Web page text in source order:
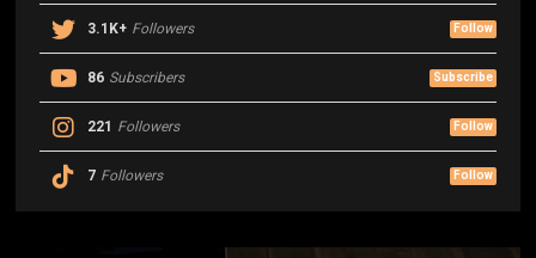
3.1K+ Followers Follow
86 Subscribers Subscribe
221 Followers Follow
7 Followers Follow